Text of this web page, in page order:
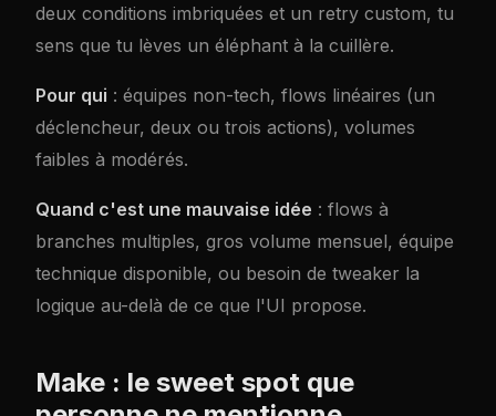
deux conditions imbriquées et un retry custom, tu
sens que tu lèves un éléphant à la cuillère.
Pour qui : équipes non-tech, flows linéaires (un
déclencheur, deux ou trois actions), volumes
faibles à modérés.
Quand c'est une mauvaise idée : flows à
branches multiples, gros volume mensuel, équipe
technique disponible, ou besoin de tweaker la
logique au-delà de ce que l'UI propose.
Make : le sweet spot que